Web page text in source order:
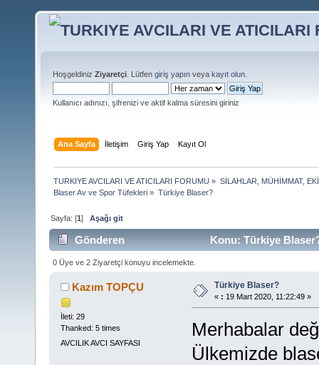
Hoşgeldiniz Ziyaretçi . Lütfen giriş yapın veya kayıt olun
Kullanıcı adınızı, şifrenizi ve aktif kalma süresini giriniz
Ana Sayfa İletişim Giriş Yap Kayıt Ol
TURKIYE AVCILARI VE ATICILARI FORUMU » SİLAHLAR, MÜHİMMAT,
Blaser Av ve Spor Tüfekleri » Türkiye Blaser?
Sayfa: [1]Aşağı git
Gönderen Konu: Türkiye
0 Üye ve 2 Ziyaretçi konuyu incelemekte.
Kazım TOPÇU
İleti: 29
Thanked: 5 times
AVCILIK AVCI SAYFASI
Türkiye Blaser?
« : 19 Mart 2020, 11:22:49 »
Merhabalar
Ülkemizde